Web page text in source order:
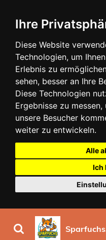
Ihre
Diese Website
Technologien, um
Erlebnis zu
sehen, besser an Ihre
Diese Technologien
Ergebnisse zu
unsere Besucher
weiter zu entwickeln.
Alle
Ich
Hauptinhalt